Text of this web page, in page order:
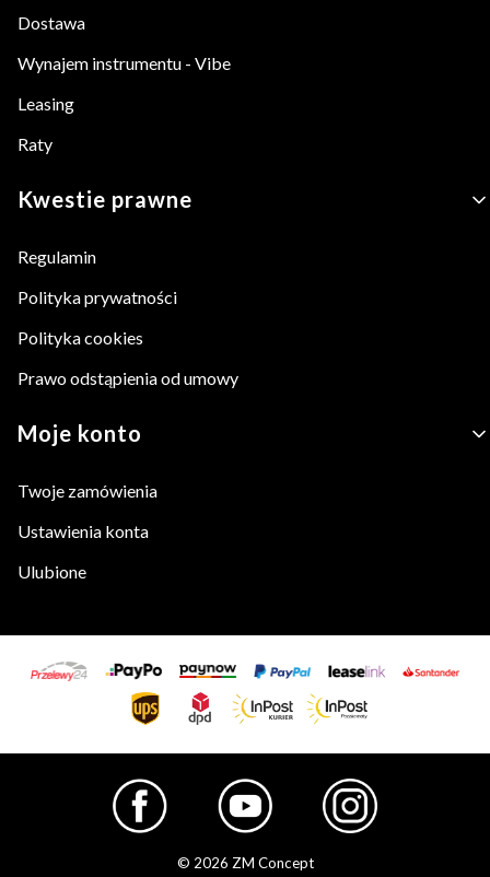
Dostawa
Wynajem instrumentu - Vibe
Leasing
Raty
Kwestie prawne
Regulamin
Polityka prywatności
Polityka cookies
Prawo odstąpienia od umowy
Moje konto
Twoje zamówienia
Ustawienia konta
Ulubione
© 2026 ZM Concept